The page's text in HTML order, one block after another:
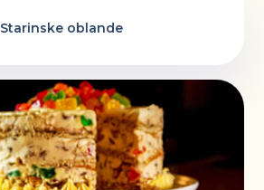
Starinske oblande